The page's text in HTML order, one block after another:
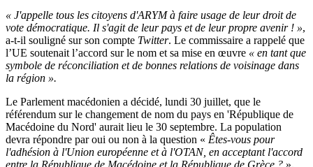
« J'appelle tous les citoyens d'ARYM à faire usage de leur droit de
vote démocratique. Il s'agit de leur pays et de leur propre avenir ! »,
a-t-il souligné sur son compte Twitter. Le commissaire a rappelé que
l’UE soutenait l’accord sur le nom et sa mise en œuvre « en tant que
symbole de réconciliation et de bonnes relations de voisinage dans
la région ».
Le Parlement macédonien a décidé, lundi 30 juillet, que le
référendum sur le changement de nom du pays en 'République de
Macédoine du Nord' aurait lieu le 30 septembre. La population
devra répondre par oui ou non à la question « Êtes-vous pour
l'adhésion à l'Union européenne et à l'OTAN, en acceptant l'accord
entre la République de Macédoine et la République de Grèce ? ».